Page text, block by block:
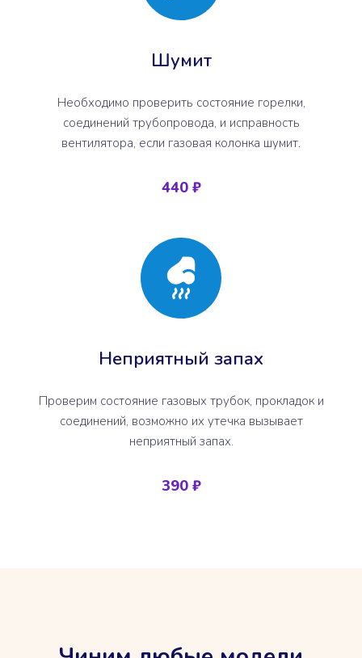
Шумит
Необходимо проверить состояние горелки,
соединений трубопровода, и исправность
вентилятора, если газовая колонка шумит.
440 ₽
Неприятный запах
Проверим состояние газовых трубок, прокладок и
соединений, возможно их утечка вызывает
неприятный запах.
390 ₽